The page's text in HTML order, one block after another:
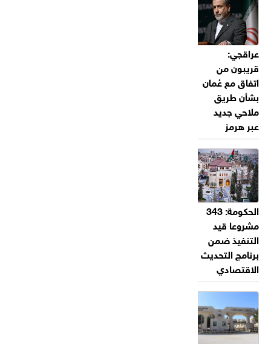
عراقجي:
قريبون من
اتفاق مع عُمان
بشأن طريق
ملاحي جديد
عبر هرمز
الحكومة: 343
مشروعا قيد
التنفيذ ضمن
برنامج التحديث
الاقتصادي